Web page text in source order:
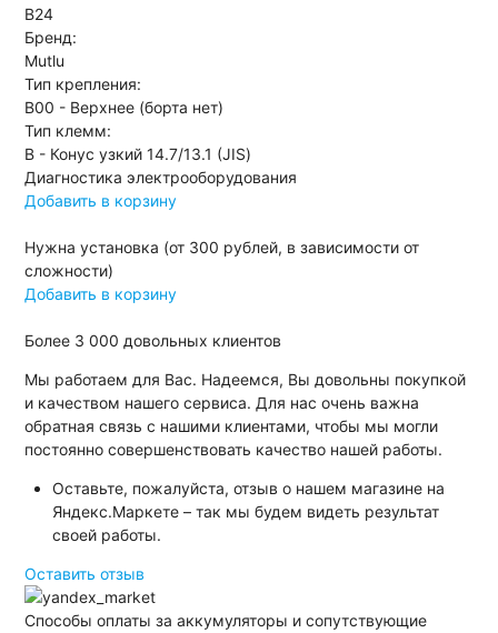
B24
Бренд:
Mutlu
Тип крепления:
B00 - Верхнее (борта нет)
Тип клемм:
B - Конус узкий 14.7/13.1 (JIS)
Диагностика электрооборудования
Добавить в корзину
Нужна установка (от 300 рублей, в зависимости от
сложности)
Добавить в корзину
Более 3 000 довольных клиентов
Мы работаем для Вас. Надеемся, Вы довольны покупкой
и качеством нашего сервиса. Для нас очень важна
обратная связь с нашими клиентами, чтобы мы могли
постоянно совершенствовать качество нашей работы.
Оставьте, пожалуйста, отзыв о нашем магазине на
Яндекс.Маркете – так мы будем видеть результат
своей работы.
Оставить отзыв
Способы оплаты за аккумуляторы и сопутствующие